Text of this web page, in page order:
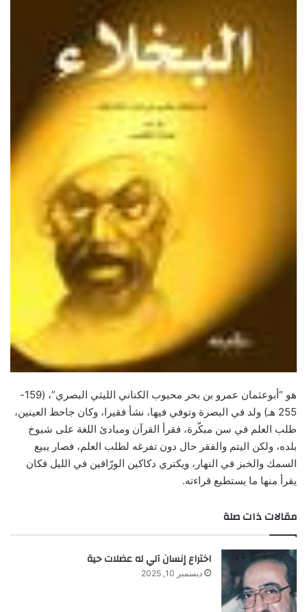
هو “أبوعثمان عمرو بن بحر محبوب الكناني الليثي البصري”، (159-
255 هـ) ولد في البصرة وتوفي فيها، نشأ فقيرا، وكان جاحظ العينين،
طلب العلم في سن مبكّرة، فقرأ القرآن ومبادئ اللغة على شيوخ
بلده، ولكن اليتم والفقر حال دون تفرغه لطلب العلم، فصار يبيع
السمك والخبز في النهار، ويكتري دكاكين الورّاقين في الليل فكان
يقرأ منها ما يستطيع قراءته.
مقالات ذات صلة
اختراع إنسان آلي له عضلات حية
ديسمبر 10, 2025